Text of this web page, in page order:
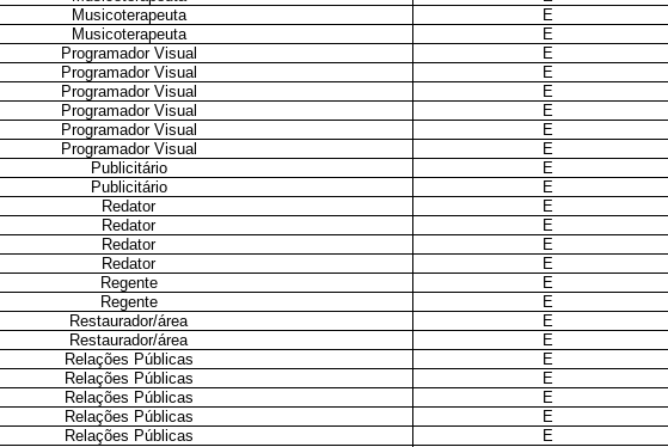
Musicoterapeuta E
Musicoterapeuta E
Programador Visual E
Programador Visual E
Programador Visual E
Programador Visual E
Programador Visual E
Programador Visual E
Publicitário E
Publicitário E
Redator E
Redator E
Redator E
Redator E
Regente E
Regente E
Restaurador/área E
Restaurador/área E
Relações Públicas E
Relações Públicas E
Relações Públicas E
Relações Públicas E
Relações Públicas E